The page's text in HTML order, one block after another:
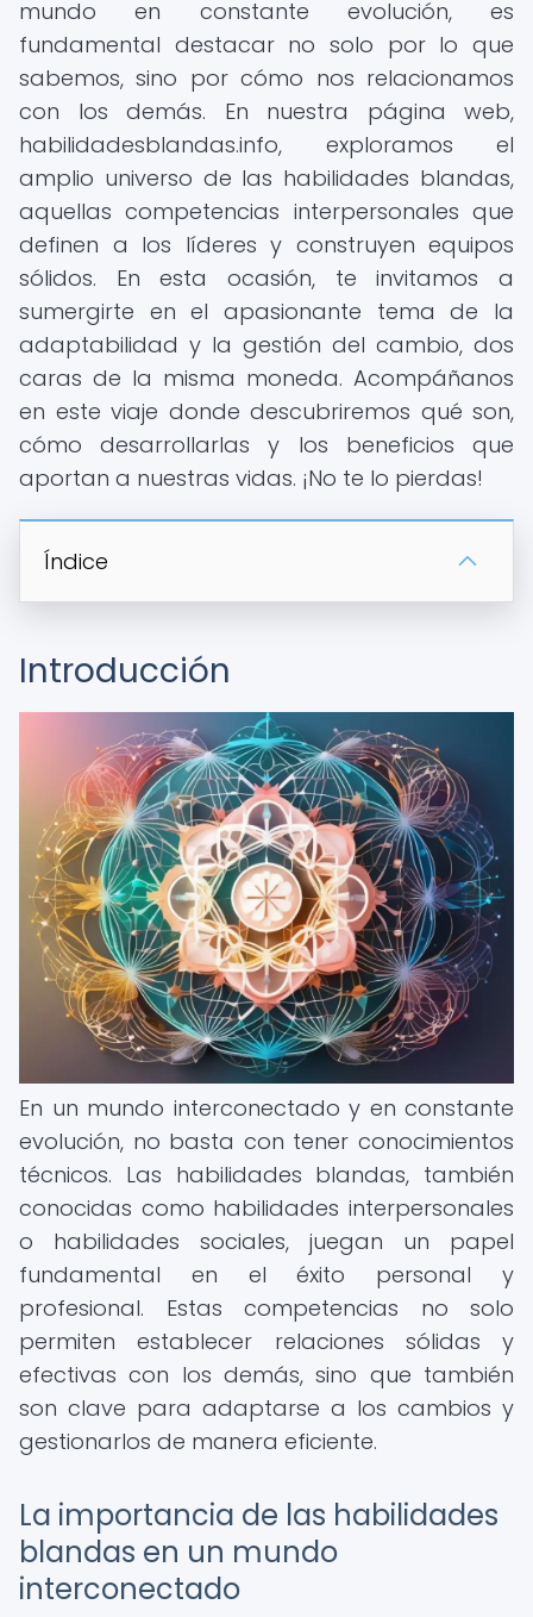
mundo en constante evolución, es
fundamental destacar no solo por lo que
sabemos, sino por cómo nos relacionamos
con los demás. En nuestra página web,
habilidadesblandas.info, exploramos el
amplio universo de las habilidades blandas,
aquellas competencias interpersonales que
definen a los líderes y construyen equipos
sólidos. En esta ocasión, te invitamos a
sumergirte en el apasionante tema de la
adaptabilidad y la gestión del cambio, dos
caras de la misma moneda. Acompáñanos
en este viaje donde descubriremos qué son,
cómo desarrollarlas y los beneficios que
aportan a nuestras vidas. ¡No te lo pierdas!
Índice
Introducción
En un mundo interconectado y en constante
evolución, no basta con tener conocimientos
técnicos. Las habilidades blandas, también
conocidas como habilidades interpersonales
o habilidades sociales, juegan un papel
fundamental en el éxito personal y
profesional. Estas competencias no solo
permiten establecer relaciones sólidas y
efectivas con los demás, sino que también
son clave para adaptarse a los cambios y
gestionarlos de manera eficiente.
La importancia de las habilidades
blandas en un mundo
interconectado